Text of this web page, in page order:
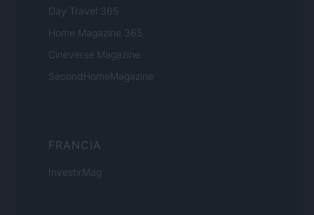
Day Travel 365
Home Magazine 365
Cineverse Magazine
SecondHomeMagazine
FRANCIA
InvestirMag